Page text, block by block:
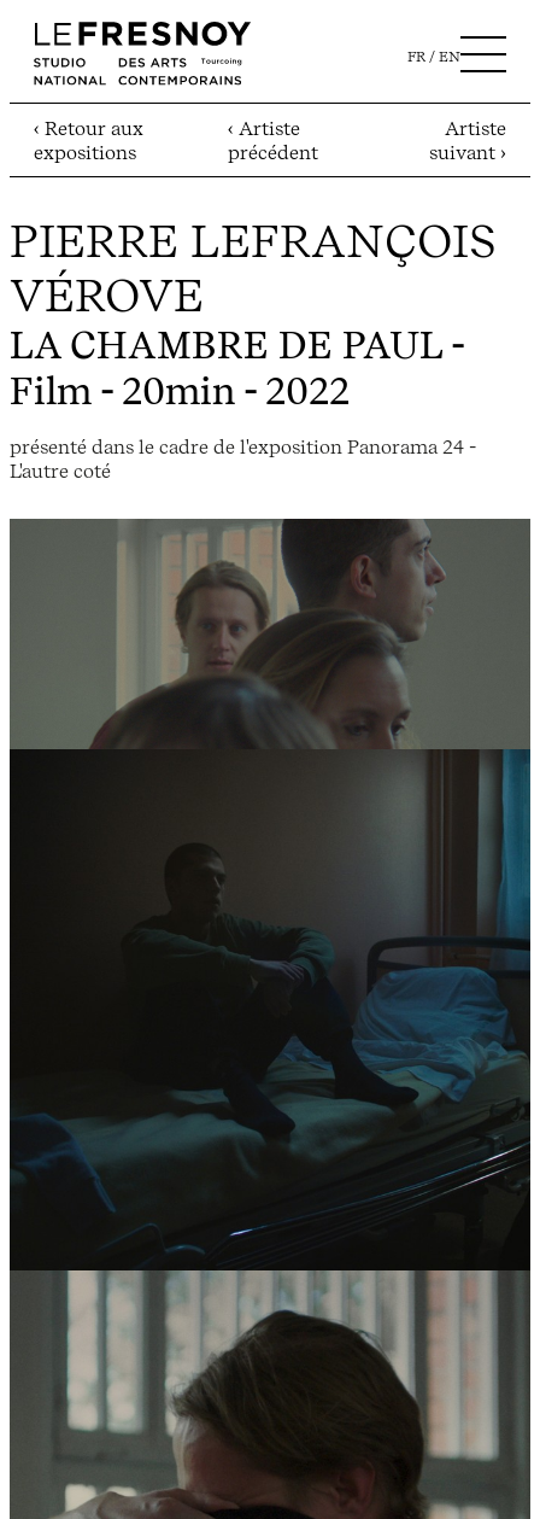
FR EN
‹ Retour aux
expositions
‹ Artiste
précédent
Artiste
suivant ›
PIERRE LEFRANÇOIS
VÉROVE
LA CHAMBRE DE PAUL -
Film - 20min - 2022
présenté dans le cadre de l'exposition Panorama 24 -
L'autre coté